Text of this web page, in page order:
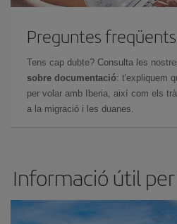
Preguntes freqüents
Tens cap dubte? Consulta les
sobre documentació: t'expliquem
per volar amb Iberia, així com els
a la migració i les duanes.
Informació útil